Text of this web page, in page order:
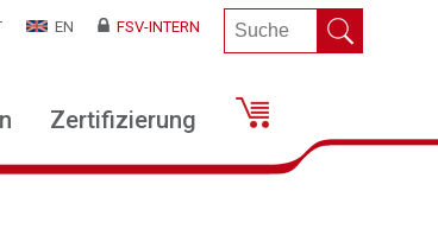
EN FSV-INTERN
Zertifizierung